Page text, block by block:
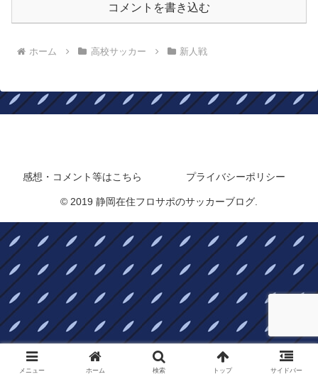
コメントを書き込む
ホーム 高校サッカー 新人戦
感想・コメント等はこちら プライバシーポリシー
© 2019 静岡在住フロサポのサッカーブログ.
メニュー ホーム 検索 トップ サイドバー